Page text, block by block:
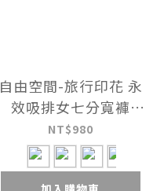
自由空間-旅行印花 永
效吸排女七分寬褲
UE0G2426
NT$980